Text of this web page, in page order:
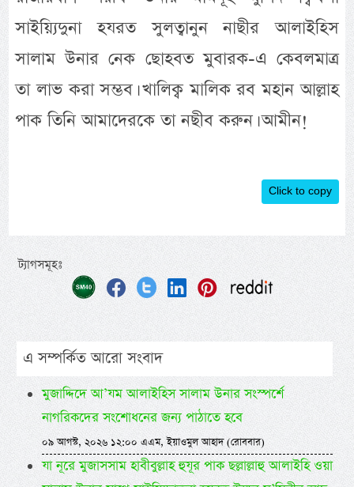
সাইয়্যিদুনা হযরত সুলত্বানুন নাছীর আলাইহিস
সালাম উনার নেক ছোহবত মুবারক-এ কেবলমাত্র
তা লাভ করা সম্ভব। খালিক্ব মালিক রব মহান আল্লাহ
পাক তিনি আমাদেরকে তা নছীব করুন। আমীন!
Click to copy
ট্যাগসমূহঃ
এ সম্পর্কিত আরো সংবাদ
মুজাদ্দিদে আ’যম আলাইহিস সালাম উনার সংস্পর্শে
নাগরিকদের সংশোধনের জন্য পাঠাতে হবে
০৯ আগস্ট, ২০২৬ ১২:০০ এএম, ইয়াওমুল আহাদ (রোববার)
যা নূরে মুজাসসাম হাবীবুল্লাহ হুযূর পাক ছল্লাল্লাহু আলাইহি ওয়া